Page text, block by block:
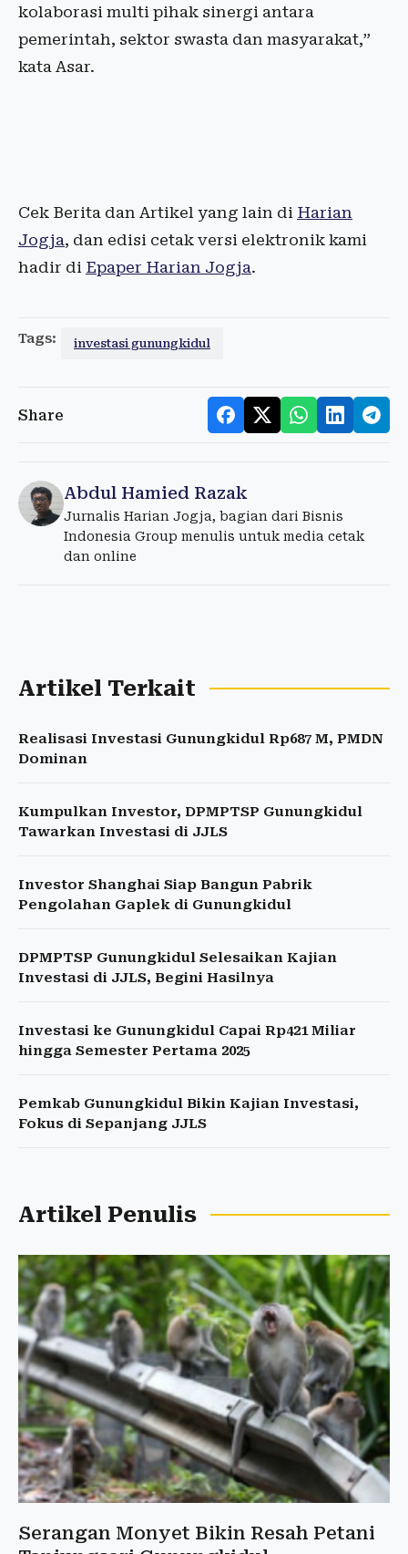
kolaborasi multi pihak sinergi antara
pemerintah, sektor swasta dan masyarakat,”
kata Asar.
Cek Berita dan Artikel yang lain di Harian
Jogja, dan edisi cetak versi elektronik kami
hadir di Epaper Harian Jogja.
Tags: investasi gunungkidul
Share
Abdul Hamied Razak
Jurnalis Harian Jogja, bagian dari Bisnis
Indonesia Group menulis untuk media cetak
dan online
Artikel Terkait
Realisasi Investasi Gunungkidul Rp687 M, PMDN
Dominan
Kumpulkan Investor, DPMPTSP Gunungkidul
Tawarkan Investasi di JJLS
Investor Shanghai Siap Bangun Pabrik
Pengolahan Gaplek di Gunungkidul
DPMPTSP Gunungkidul Selesaikan Kajian
Investasi di JJLS, Begini Hasilnya
Investasi ke Gunungkidul Capai Rp421 Miliar
hingga Semester Pertama 2025
Pemkab Gunungkidul Bikin Kajian Investasi,
Fokus di Sepanjang JJLS
Artikel Penulis
Serangan Monyet Bikin Resah Petani